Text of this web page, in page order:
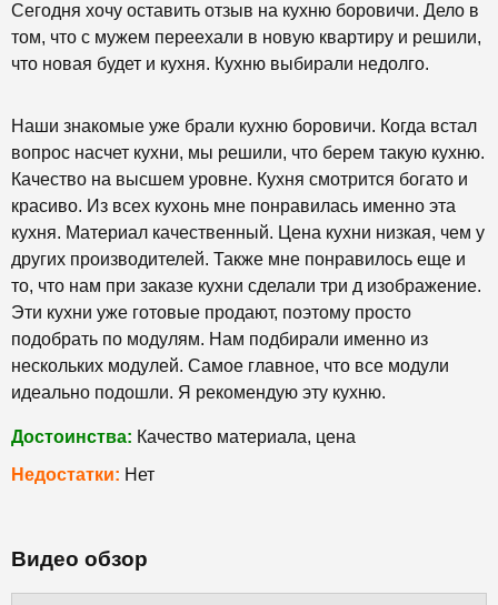
Сегодня хочу оставить отзыв на кухню боровичи. Дело в
том, что с мужем переехали в новую квартиру и решили,
что новая будет и кухня. Кухню выбирали недолго.
Наши знакомые уже брали кухню боровичи. Когда встал
вопрос насчет кухни, мы решили, что берем такую кухню.
Качество на высшем уровне. Кухня смотрится богато и
красиво. Из всех кухонь мне понравилась именно эта
кухня. Материал качественный. Цена кухни низкая, чем у
других производителей. Также мне понравилось еще и
то, что нам при заказе кухни сделали три д изображение.
Эти кухни уже готовые продают, поэтому просто
подобрать по модулям. Нам подбирали именно из
нескольких модулей. Самое главное, что все модули
идеально подошли. Я рекомендую эту кухню.
Достоинства: Качество материала, цена
Недостатки: Нет
Видео обзор